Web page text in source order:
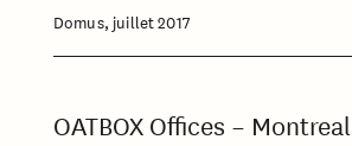
Domus, juillet 2017
OATBOX Offices – Montreal